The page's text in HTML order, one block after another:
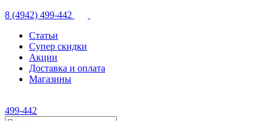
8 (4942) 499-442
Статьи
Супер скидки
Акции
Доставка и оплата
Магазины
499-442